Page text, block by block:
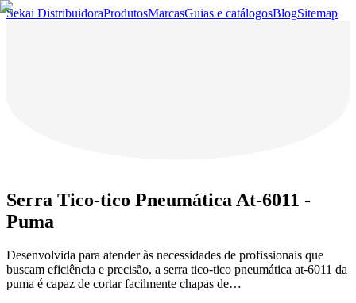
Sekai DistribuidoraProdutosMarcasGuias e catálogosBlogSitemap
Serra Tico-tico Pneumática At-6011 -
Puma
Desenvolvida para atender às necessidades de profissionais que
buscam eficiência e precisão, a serra tico-tico pneumática at-6011 da
puma é capaz de cortar facilmente chapas de…